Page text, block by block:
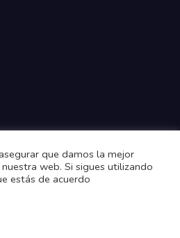
que damos la mejor
web. Si sigues utilizando
estás de acuerdo